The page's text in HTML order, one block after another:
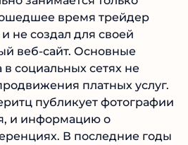
занимается только
время трейдер
не создал для своей
веб-сайт. Основные
социальных сетях не
платных
Беритц публикует
где родился, и